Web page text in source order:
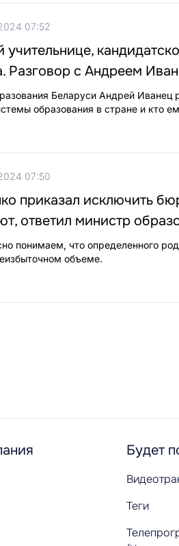
07:52
учительнице,
Разговор с Андреем
Беларуси Андрей Иванец
образования в стране и кто
07:50
приказал исключить
ответил министр
понимаем, что определенного
объеме.
Будет
Теги